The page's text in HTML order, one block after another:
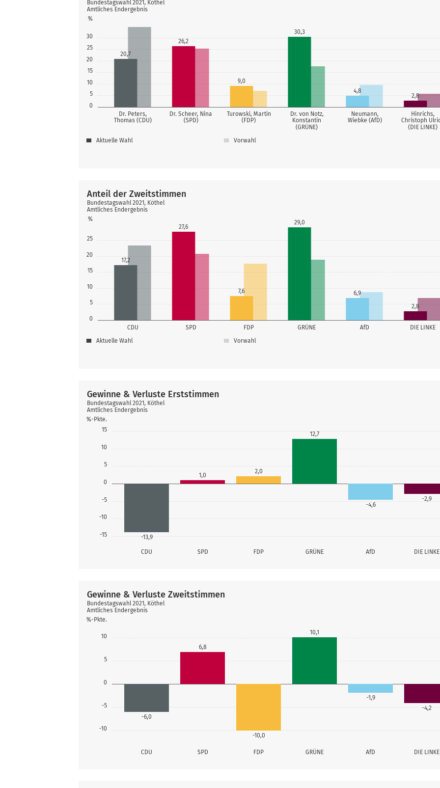
0
5
10
15
20
25
30
%
Dr. Peters,
Thomas (CDU)
Dr. Scheer, Nina
(SPD)
Turowski, Martin
(FDP)
Dr. von Notz,
Konstantin
(GRÜNE)
Neumann,
Wiebke (AfD)
Hinrichs,
Christoph
(DIE LINKE)
20,7
26,2
9,0
30,3
4,8
2,8
Bundestagswahl 2021, Köthel
Amtliches Endergebnis
Aktuelle Wahl Vorwahl
0
5
10
15
20
25
%
CDU SPD FDP GRÜNE AfD DIE LINKE
17,2
27,6
7,6
29,0
6,9
2,8
Anteil der Zweitstimmen
Bundestagswahl 2021, Köthel
Amtliches Endergebnis
Aktuelle Wahl Vorwahl
-15
-10
-5
0
5
10
15
%-Pkte.
CDU SPD FDP GRÜNE AfD DIE LINKE
-13,9
1,0
2,0
12,7
-4,6
-2,9
Gewinne & Verluste Erststimmen
Bundestagswahl 2021, Köthel
Amtliches Endergebnis
-10
-5
0
5
10
%-Pkte.
CDU SPD FDP GRÜNE AfD DIE LINKE
-6,0
6,8
-10,0
10,1
-1,9
-4,2
Gewinne & Verluste Zweitstimmen
Bundestagswahl 2021, Köthel
Amtliches Endergebnis